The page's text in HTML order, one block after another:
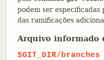
podem ser especificadas
das ramificações
Arquivo informado
$GIT_DIR/branches